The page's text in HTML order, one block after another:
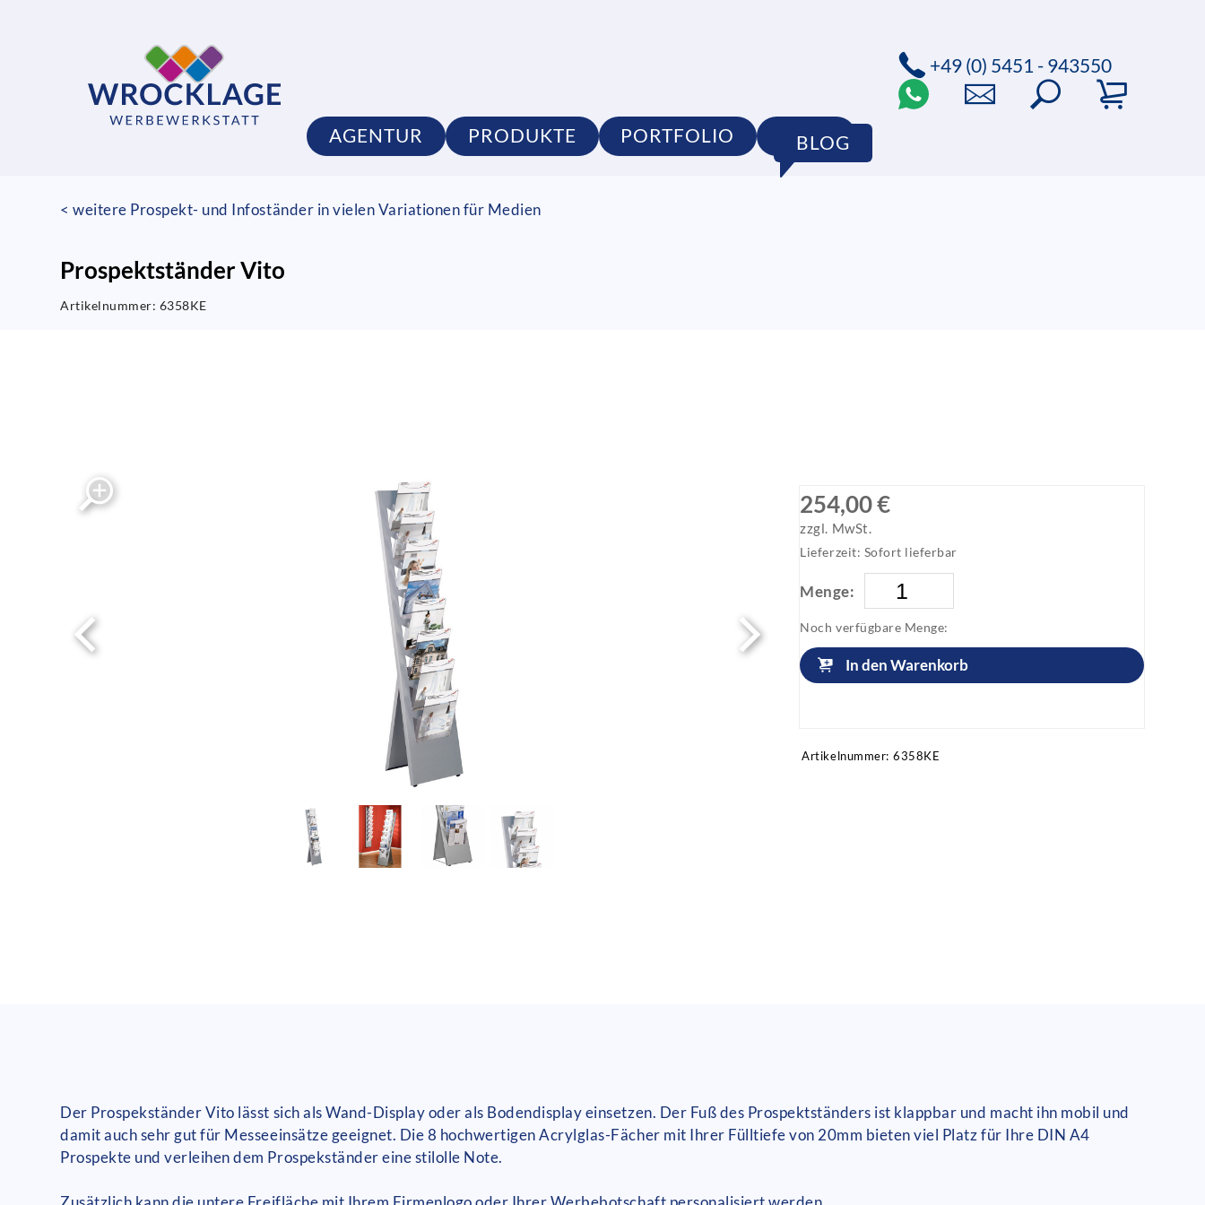
AGENTUR PRODUKTE PORTFOLIO SHOP
BLOG
+49 (0) 5451 - 943550
< weitere Prospekt- und Infoständer in vielen Variationen für Medien
Prospektständer Vito
Artikelnummer: 6358KE
254,00 €
zzgl. MwSt.
Lieferzeit: Sofort lieferbar
Menge:
Noch verfügbare Menge:
In den Warenkorb
Artikelnummer: 6358KE
Der Prospekständer Vito lässt sich als Wand-Display oder als Bodendisplay einsetzen. Der Fuß des Prospektständers ist klappbar und macht ihn mobil und
damit auch sehr gut für Messeeinsätze geeignet. Die 8 hochwertigen Acrylglas-Fächer mit Ihrer Fülltiefe von 20mm bieten viel Platz für Ihre DIN A4
Prospekte und verleihen dem Prospekständer eine stilolle Note.